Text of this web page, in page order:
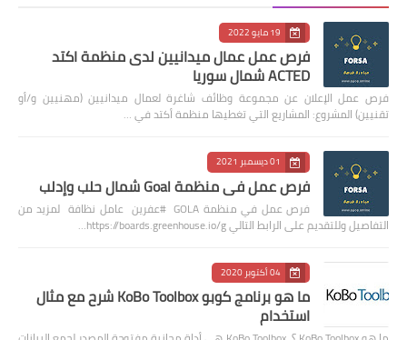
19 مايو 2022
فرص عمل عمال ميدانيين لدى منظمة اكتد
ACTED شمال سوريا
فرص عمل الإعلان عن مجموعة وظائف شاغرة لعمال ميدانيين (مهنيين و/أو
تقنيين) المشروع: المشاريع التي تغطيها منظمة أكتد في …
01 ديسمبر 2021
فرص عمل في منظمة Goal شمال حلب وإدلب
فرص عمل في منظمة GOLA #عفرين عامل نظافة لمزيد من
التفاصيل وللتقديم على الرابط التالي https://boards.greenhouse.io/g…
04 أكتوبر 2020
ما هو برنامج كوبو KoBo Toolbox شرح مع مثال
استخدام